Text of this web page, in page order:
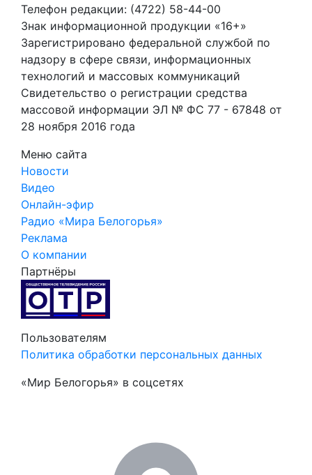
Телефон редакции: (4722) 58-44-00
Знак информационной продукции «16+»
Зарегистрировано федеральной службой по
надзору в сфере связи, информационных
технологий и массовых коммуникаций
Свидетельство о регистрации средства
массовой информации ЭЛ № ФС 77 - 67848 от
28 ноября 2016 года
Меню сайта
Новости
Видео
Онлайн-эфир
Радио «Мира Белогорья»
Реклама
О компании
Партнёры
Пользователям
Политика обработки персональных данных
«Мир Белогорья» в соцсетях